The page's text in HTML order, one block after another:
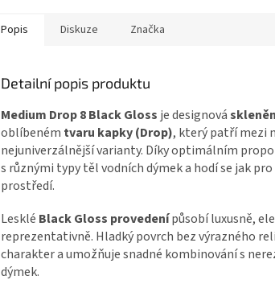
Popis Diskuze Značka
Detailní popis produktu
Medium Drop 8 Black Gloss je designová
oblíbeném tvaru kapky (Drop), který patří mezi
nejuniverzálnější varianty. Díky optimálním
s různými typy těl vodních dýmek a hodí se jak
prostředí.
Lesklé Black Gloss provedenípůsobí luxusně,
reprezentativně. Hladký povrch bez výrazného
charakter a umožňuje snadné kombinování s
dýmek.